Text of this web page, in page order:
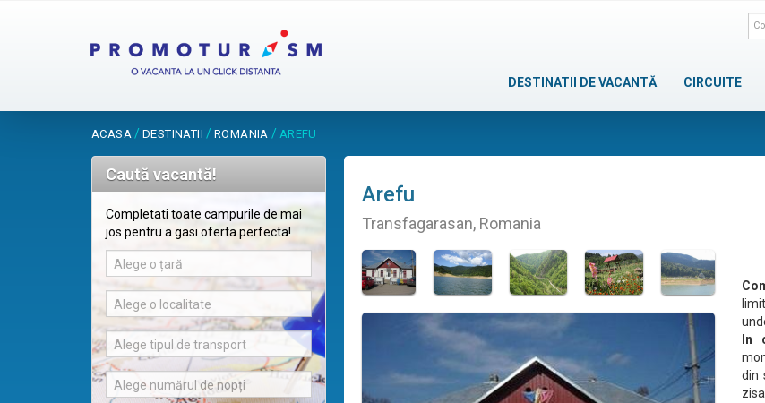
DESTINATII DE VACANTĂ CIRCUITE
ACASA / DESTINATII / ROMANIA / AREFU
Caută vacantă!
Completati toate campurile de mai
jos pentru a gasi oferta perfecta!
Alege o țară
Alege o localitate
Alege tipul de transport
Alege numărul de nopți
Arefu
Transfagarasan, Romania
In
din